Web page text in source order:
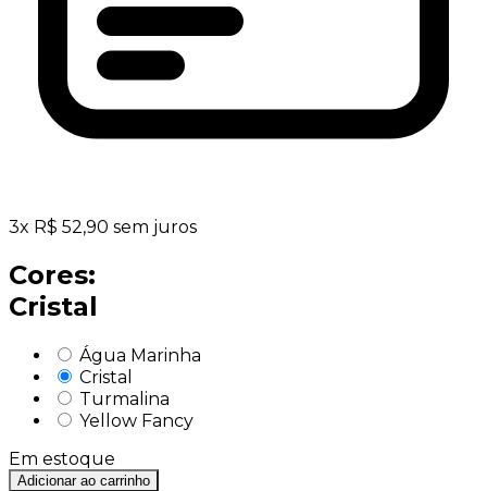
3x R$ 52,90 sem juros
Cores:
Cristal
Água Marinha
Cristal
Turmalina
Yellow Fancy
Em estoque
Adicionar ao carrinho